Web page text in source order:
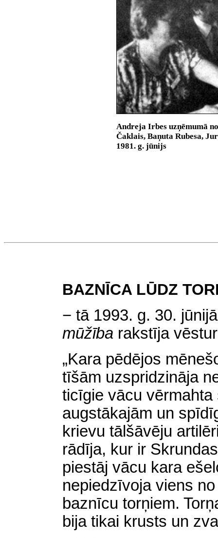
Andreja Irbes uzņēmumā
Čaklais, Baņuta Rubesa,
1981. g. jūnijs
BAZNĪCA LŪDZ
− tā 1993. g. 30.
mūžība rakstīja
„Kara pēdējos
tīšām uzspridzināja
ticīgie vācu vērmahta
augstākajām un
krievu tālšāvēju
rādīja, kur ir
piestāj vācu kara
nepiedzīvoja viens
baznīcu torņiem.
bija tikai krusts un